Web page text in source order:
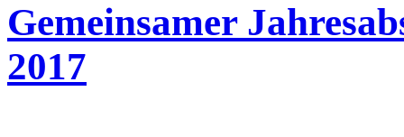
Gemeinsamer
2017